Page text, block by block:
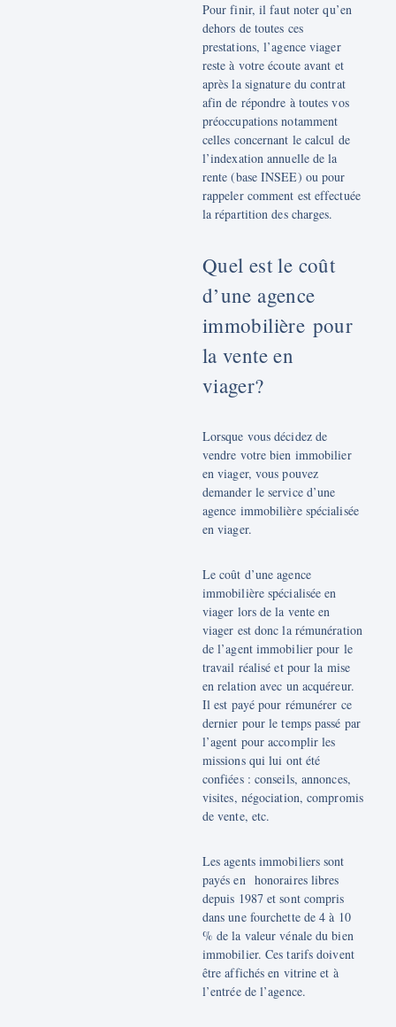
Pour finir, il faut noter qu’en
dehors de toutes ces
prestations, l’agence viager
reste à votre écoute avant et
après la signature du contrat
afin de répondre à toutes vos
préoccupations notamment
celles concernant le calcul de
l’indexation annuelle de la
rente (base INSEE) ou pour
rappeler comment est effectuée
la répartition des charges.
Quel est le coût
d’une agence
immobilière pour
la vente en
viager?
Lorsque vous décidez de
vendre votre bien immobilier
en viager, vous pouvez
demander le service d’une
agence immobilière spécialisée
en viager.
Le coût d’une agence
immobilière spécialisée en
viager lors de la vente en
viager est donc la rémunération
de l’agent immobilier pour le
travail réalisé et pour la mise
en relation avec un acquéreur.
Il est payé pour rémunérer ce
dernier pour le temps passé par
l’agent pour accomplir les
missions qui lui ont été
confiées : conseils, annonces,
visites, négociation, compromis
de vente, etc.
Les agents immobiliers sont
payés en honoraires libres
depuis 1987 et sont compris
dans une fourchette de 4 à 10
% de la valeur vénale du bien
immobilier. Ces tarifs doivent
être affichés en vitrine et à
l’entrée de l’agence.